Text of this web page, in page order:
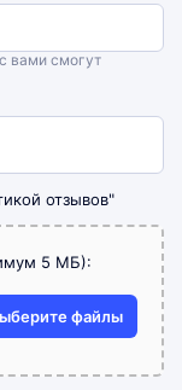
вами смогут
отзывов"
5 МБ):
файлы